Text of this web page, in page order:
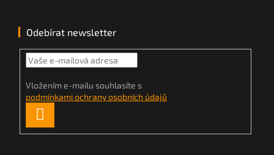
Odebírat newsletter
Vložením e-mailu souhlasíte s
podmínkami ochrany osobních údajů
SE